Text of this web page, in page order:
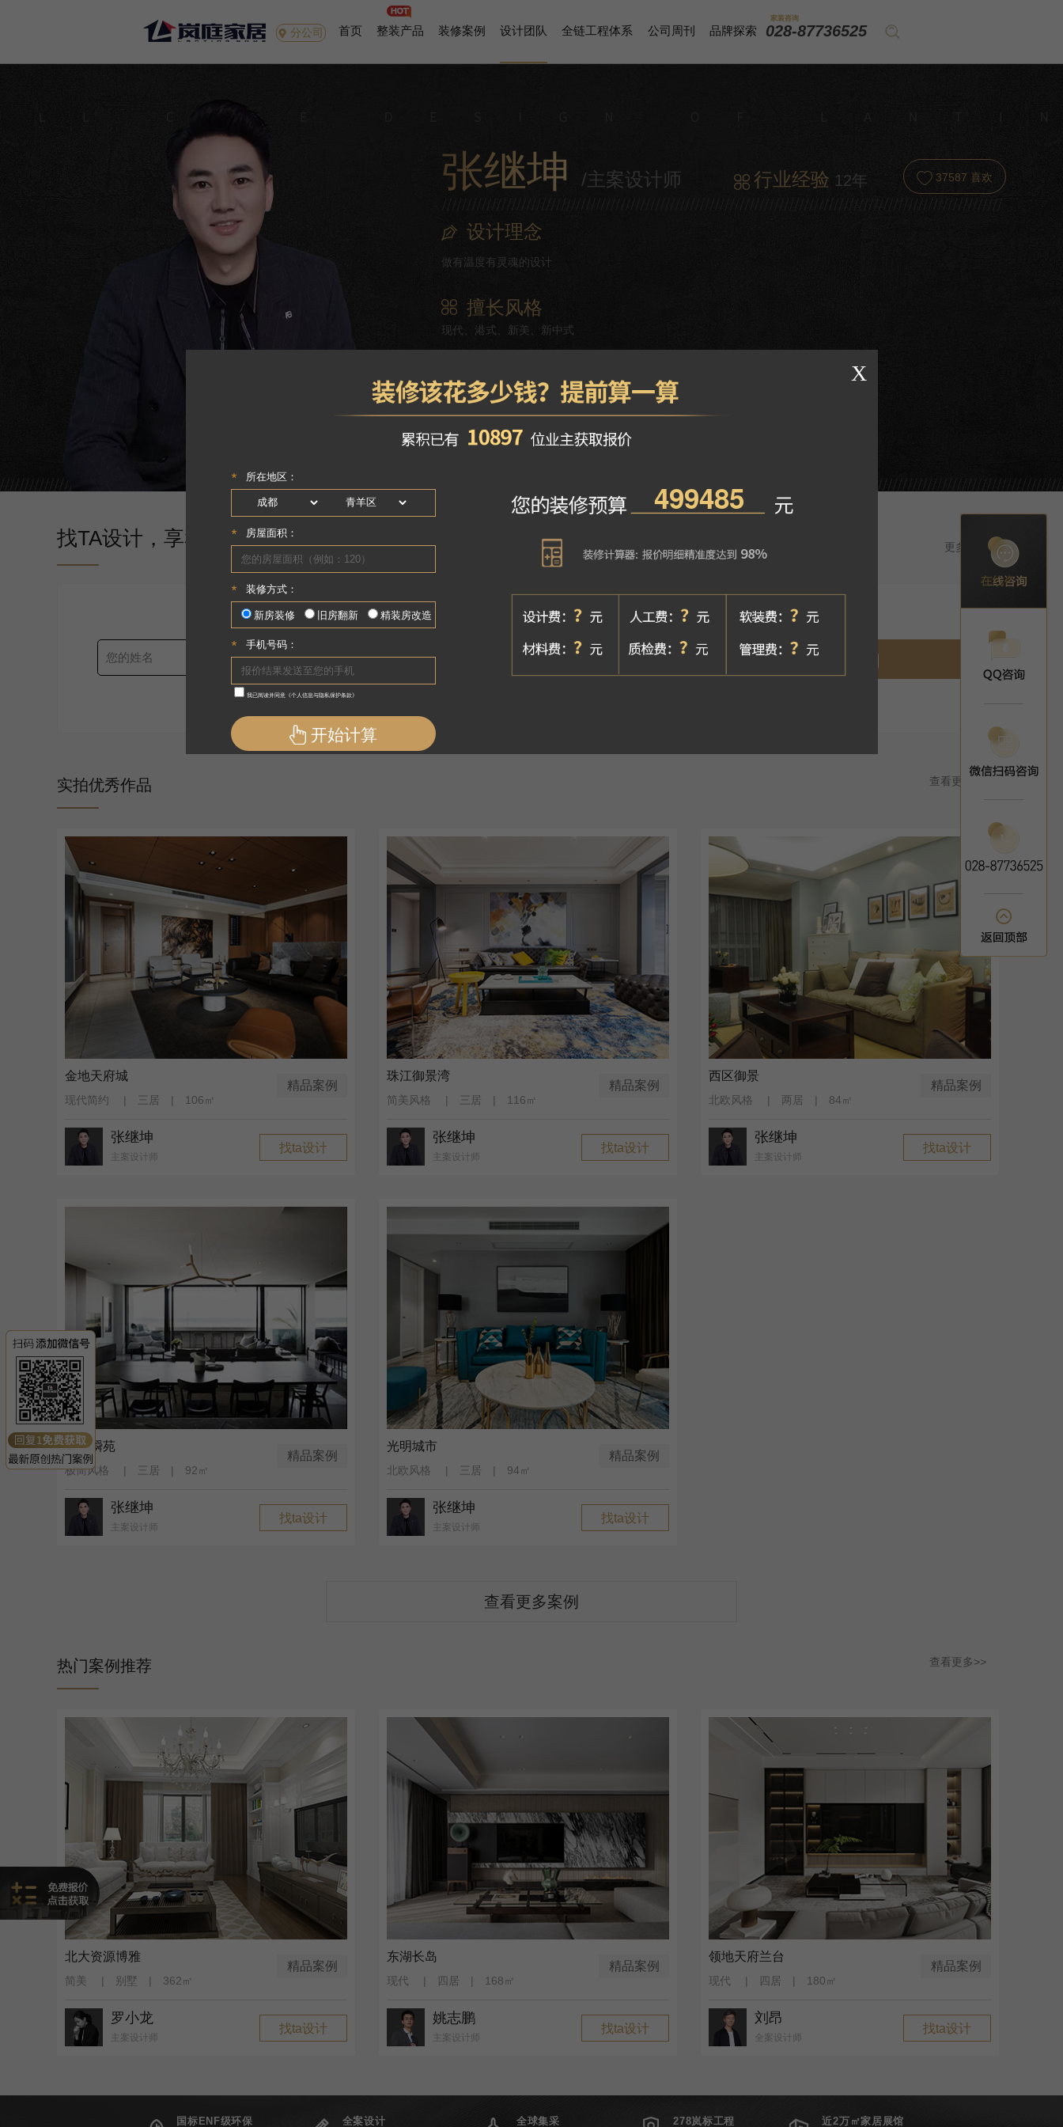
分公司
家装咨询
028-87736525
首页 整装产品 装修案例 设计团队 全链工程体系 公司周刊 品牌探索
37587 喜欢
张继坤 /主案设计师 行业经验 12年
设计理念
做有温度有灵魂的设计
擅长风格
现代、港式、新美、新中式
主要作品
旭辉金科棠府、 佳乐国际城、香澜半岛、保利湖心岛、 中德英伦世邦
更多设计师>
找TA设计，享私人订制装修
立即预约
查看更多>>
实拍优秀作品
精品案例
金地天府城
现代简约 | 三居 | 106㎡
张继坤
主案设计师
找ta设计
精品案例
珠江御景湾
简美风格 | 三居 | 116㎡
张继坤
主案设计师
找ta设计
精品案例
西区御景
北欧风格 | 两居 | 84㎡
张继坤
主案设计师
找ta设计
精品案例
阳光瞬苑
极简风格 | 三居 | 92㎡
张继坤
主案设计师
找ta设计
精品案例
光明城市
北欧风格 | 三居 | 94㎡
张继坤
主案设计师
找ta设计
查看更多案例
查看更多>>
热门案例推荐
精品案例
北大资源博雅
简美 | 别墅 | 362㎡
罗小龙
主案设计师
找ta设计
精品案例
东湖长岛
现代 | 四居 | 168㎡
姚志鹏
主案设计师
找ta设计
精品案例
领地天府兰台
现代 | 四居 | 180㎡
刘昂
全案设计师
找ta设计
国标ENF级环保 全案设计 全球集采 278岚标工程 近2万㎡家居展馆